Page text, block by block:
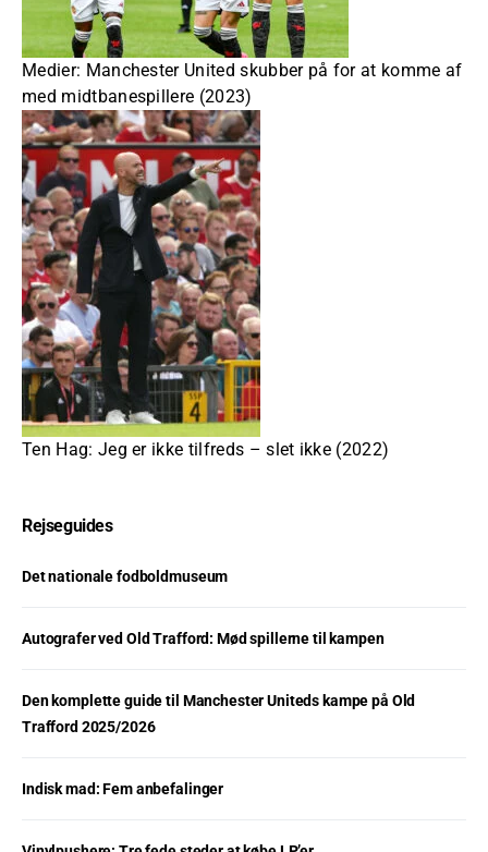
Medier: Manchester United skubber på for at komme af
med midtbanespillere (2023)
Ten Hag: Jeg er ikke tilfreds – slet ikke (2022)
Rejseguides
Det nationale fodboldmuseum
Autografer ved Old Trafford: Mød spillerne til kampen
Den komplette guide til Manchester Uniteds kampe på Old
Trafford 2025/2026
Indisk mad: Fem anbefalinger